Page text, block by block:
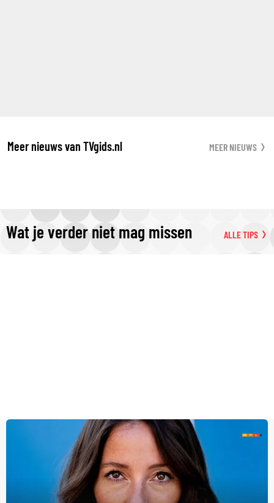
Meer nieuws van TVgids.nl MEER NIEUWS
Wat je verder niet mag missen ALLE TIPS